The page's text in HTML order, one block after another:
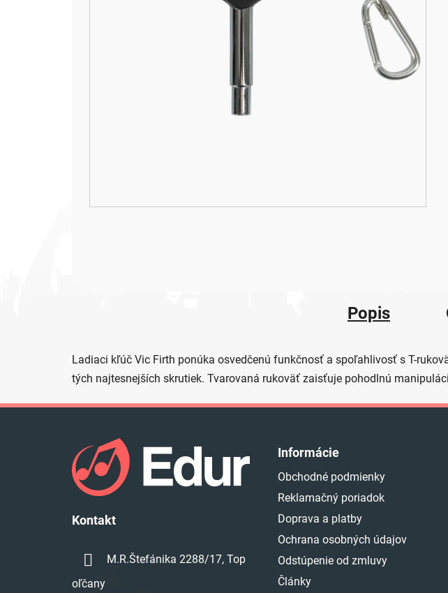
Popis
Ladiaci kľúč Vic Firth ponúka osvedčenú funkčnosť a spoľahlivosť s T-
tých najtesnejších skrutiek. Tvarovaná rukoväť zaisťuje pohodlnú
Kontakt
M.R.Štefánika 2288/17, Top
oľčany
Informácie
Obchodné podmienky
Reklamačný poriadok
Doprava a platby
Ochrana osobných údajov
Odstúpenie od zmluvy
Články